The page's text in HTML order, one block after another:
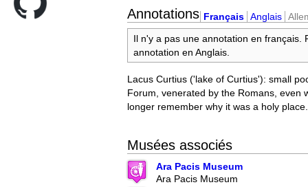
Annotations Français Anglais
Il n'y a pas une annotation en français.
annotation en Anglais.
Lacus Curtius ('lake of Curtius'): small
Forum, venerated by the Romans, even
longer remember why it was a holy place.
Musées associés
Ara Pacis Museum
Ara Pacis Museum